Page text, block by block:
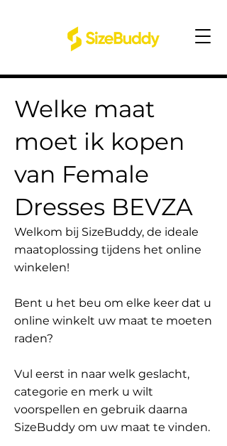
Welke maat
moet ik kopen
van Female
Dresses BEVZA
Welkom bij SizeBuddy, de ideale
maatoplossing tijdens het online
winkelen!
Bent u het beu om elke keer dat u
online winkelt uw maat te moeten
raden?
Vul eerst in naar welk geslacht,
categorie en merk u wilt
voorspellen en gebruik daarna
SizeBuddy om uw maat te vinden.